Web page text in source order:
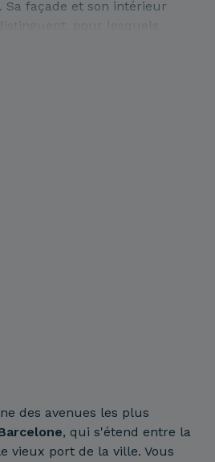
façade et son intérieur
pour lesquels
les meilleurs artisans de
des avenues les plus
, qui s'étend entre la
vieux port de la ville. Vous